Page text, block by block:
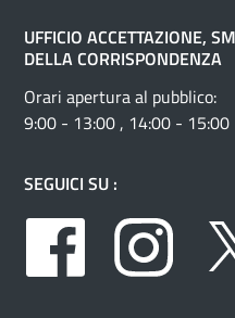
UFFICIO ACCETTAZIONE,
DELLA CORRISPONDENZA
Orari apertura al pubblico:
9:00 - 13:00 , 14:00 - 15:00
SEGUICI SU :
Facebook